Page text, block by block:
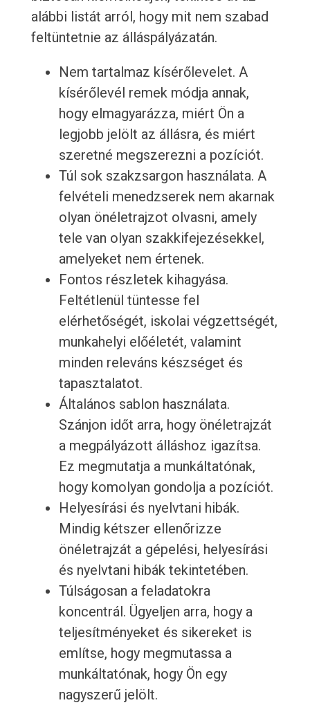
alábbi listát arról, hogy mit nem szabad
feltüntetnie az álláspályázatán.
Nem tartalmaz kísérőlevelet. A
kísérőlevél remek módja annak,
hogy elmagyarázza, miért Ön a
legjobb jelölt az állásra, és miért
szeretné megszerezni a pozíciót.
Túl sok szakzsargon használata. A
felvételi menedzserek nem akarnak
olyan önéletrajzot olvasni, amely
tele van olyan szakkifejezésekkel,
amelyeket nem értenek.
Fontos részletek kihagyása.
Feltétlenül tüntesse fel
elérhetőségét, iskolai végzettségét,
munkahelyi előéletét, valamint
minden releváns készséget és
tapasztalatot.
Általános sablon használata.
Szánjon időt arra, hogy önéletrajzát
a megpályázott álláshoz igazítsa.
Ez megmutatja a munkáltatónak,
hogy komolyan gondolja a pozíciót.
Helyesírási és nyelvtani hibák.
Mindig kétszer ellenőrizze
önéletrajzát a gépelési, helyesírási
és nyelvtani hibák tekintetében.
Túlságosan a feladatokra
koncentrál. Ügyeljen arra, hogy a
teljesítményeket és sikereket is
említse, hogy megmutassa a
munkáltatónak, hogy Ön egy
nagyszerű jelölt.